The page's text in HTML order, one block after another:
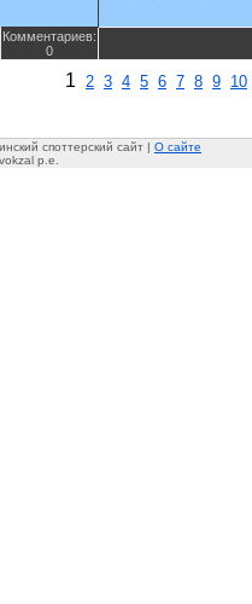
Комментариев:
0
1 2 3 4 5 6 7 8 9 10
споттерский сайт | О сайте
p.e.